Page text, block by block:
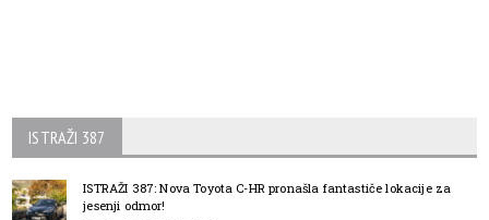
ISTRAŽI 387
ISTRAŽI 387: Nova Toyota C-HR pronašla fantastiče lokacije za
jesenji odmor!